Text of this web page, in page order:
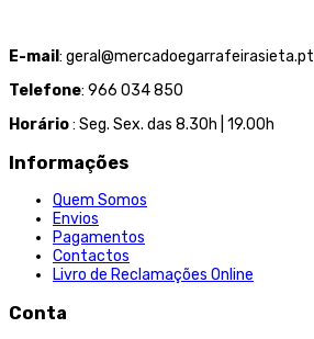
E-mail: geral@mercadoegarrafeirasieta.pt
Telefone: 966 034 850
Horário: Seg. Sex. das 8.30h | 19.00h
Informações
Quem Somos
Envios
Pagamentos
Contactos
Livro de Reclamações Online
Conta